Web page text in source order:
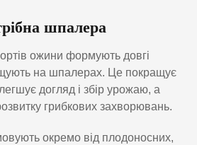
шпалера
ожини формують довгі
на шпалерах. Це покращує
догляд і збір урожаю, а
грибкових захворювань.
окремо від плодоносних,